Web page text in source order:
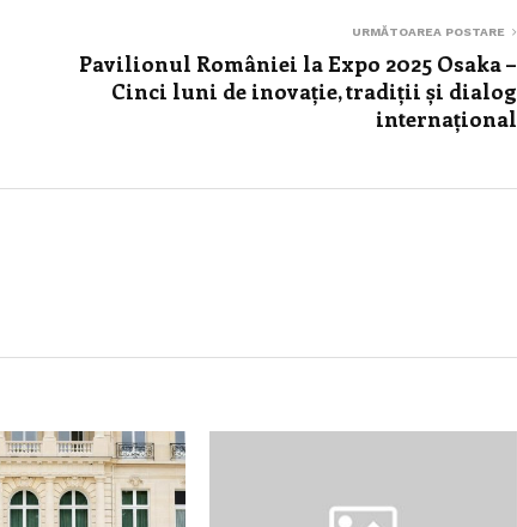
URMĂTOAREA POSTARE
Pavilionul României la Expo 2025 Osaka –
Cinci luni de inovație, tradiții și dialog
internațional